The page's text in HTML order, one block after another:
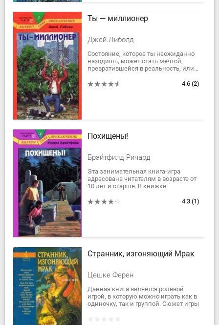
Ты — миллионер
Джей Либолд
Состояние, которое ты неожиданно
находишь, может стать мечтой,
превратившейся в реальность, или…
дальше? Вот это как раз целиком и
4.6 (2)
Похищены!
Брайтфилд Ричард
Эта занимательная книга-игра
адресована читателям в возрасте от
10 лет и старше. В книжке
Читателю предстоит сделать массу
4.3 (1)
Странник, изгоняющий Мрак
Цешке Ферен
Данная книга является ролевой
игрой, в которую можно играть как в
одиночку, так и группой. Сюжет игры